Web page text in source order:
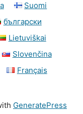
Suomi
български
Lietuviškai
Slovenčina
Français
GeneratePress